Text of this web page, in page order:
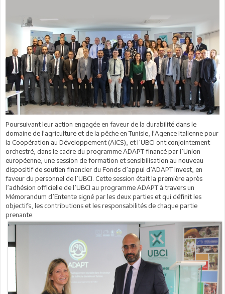
Poursuivant leur action engagée en faveur de la durabilité dans le
domaine de l'agriculture et de la pêche en Tunisie, l'Agence Italienne pour
la Coopération au Développement (AICS), et l’UBCI ont conjointement
orchestré, dans le cadre du programme ADAPT financé par l’Union
européenne, une session de formation et sensibilisation au nouveau
dispositif de soutien financier du Fonds d’appui d’ADAPT Invest, en
faveur du personnel de l’UBCI. Cette session était la première après
l’adhésion officielle de l’UBCI au programme ADAPT à travers un
Mémorandum d’Entente signé par les deux parties et qui définit les
objectifs, les contributions et les responsabilités de chaque partie
prenante.